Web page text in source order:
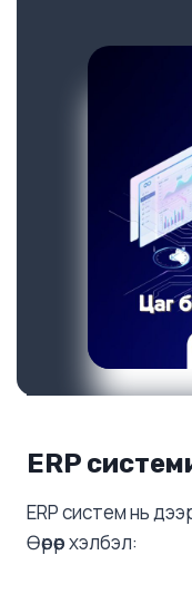
ERP
ERP систем нь
Өөрөөр хэлбэл: